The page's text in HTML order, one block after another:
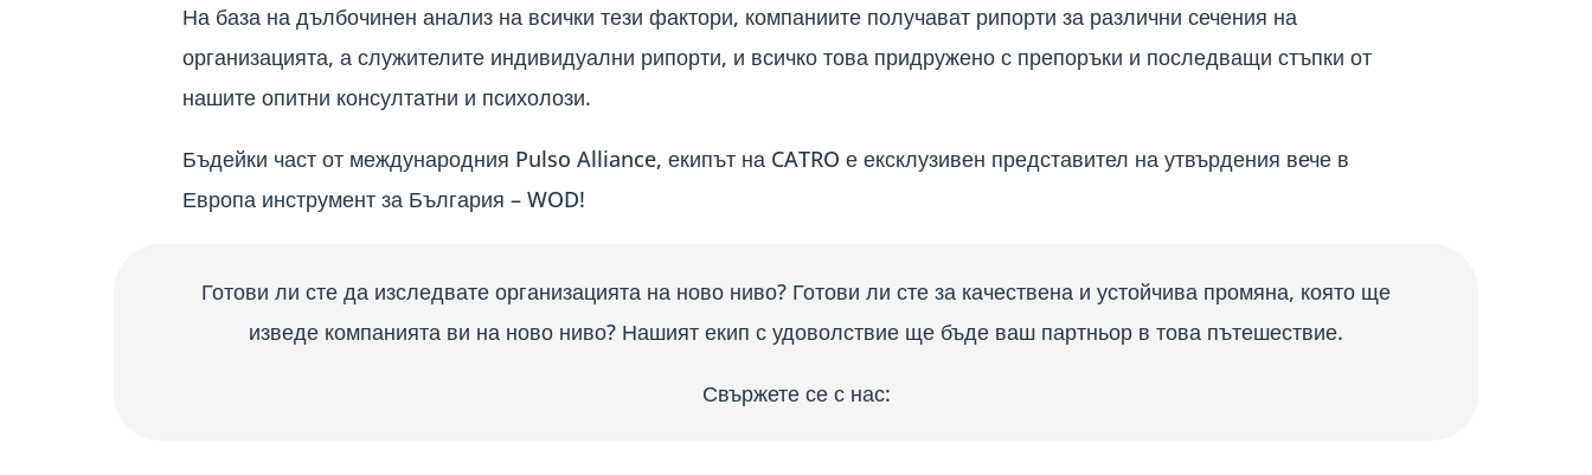
На база на дълбочинен анализ на всички тези фактори, компаниите получават рипорти за различни сечения на
организацията, а служителите индивидуални рипорти, и всичко това придружено с препоръки и последващи стъпки от
нашите опитни консултатни и психолози.
Бъдейки част от международния Pulso Alliance, екипът на CATRO е ексклузивен представител на утвърдения вече в
Европа инструмент за България – WOD!
Готови ли сте да изследвате организацията на ново ниво? Готови ли сте за качествена и устойчива промяна, която ще
изведе компанията ви на ново ниво? Нашият екип с удоволствие ще бъде ваш партньор в това пътешествие.
Свържете се с нас: